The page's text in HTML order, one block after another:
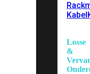
Kabel
Losse
&